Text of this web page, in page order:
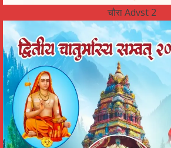
चौरा Advst 2